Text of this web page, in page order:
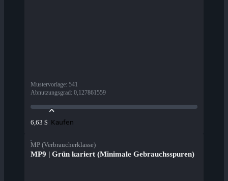
Mustervorlage: 541
Abnutzungsgrad: 0,127861559
6,63 $ Kaufen
MP (Verbraucherklasse)
MP9 | Grün kariert (Minimale Gebrauchsspuren)